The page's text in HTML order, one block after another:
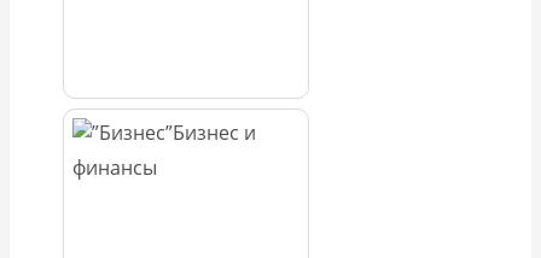
Бизнес и
финансы